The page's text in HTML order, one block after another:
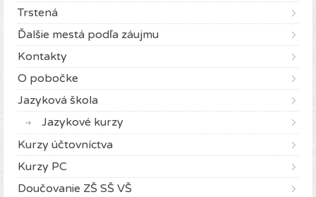
Trstená
Ďalšie mestá podľa záujmu
Kontakty
O pobočke
Jazyková škola
Jazykové kurzy
Kurzy účtovníctva
Kurzy PC
Doučovanie ZŠ SŠ VŠ